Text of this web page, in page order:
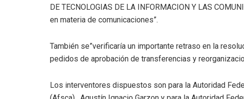
DE TECNOLOGIAS DE LA INFORMACION Y LAS
en materia de comunicaciones”.
También se”verificaría un importante retraso en la
pedidos de aprobación de transferencias y
Los interventores dispuestos son para la Autoridad